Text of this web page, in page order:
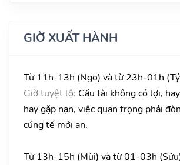
GIỜ XUẤT HÀNH
Từ 11h-13h (Ngọ) và từ 23h-01h
Giờ tuyệt lộ: Cầu tài không có lợi,
hay gặp nạn, việc quan trọng phải
cúng tế mới an.
Từ 13h-15h (Mùi) và từ 01-03h